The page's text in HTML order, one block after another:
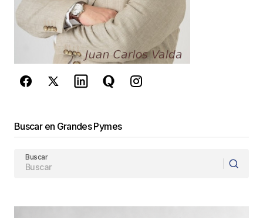
Este sitio esta protegido por
reCAPTCHA y la Política de
privacidad y los Términos del servicio
de Googlese aplican.
Buscar en Grandes Pymes
Buscar